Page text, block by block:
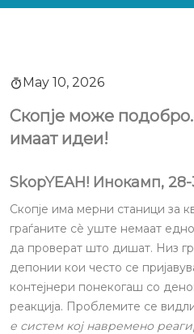
May 10, 2026
Скопје може
имаат идеи!
SkopYEAH! Инокамп,
Скопје има мерни станици за
граѓаните сè уште немаат
да проверат што дишат. Низ
депонии кои често се
контејнери понекогаш со
реакција. Проблемите се
е систем кој навремено